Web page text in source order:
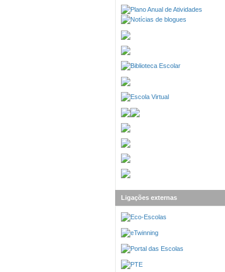
Ligações externas